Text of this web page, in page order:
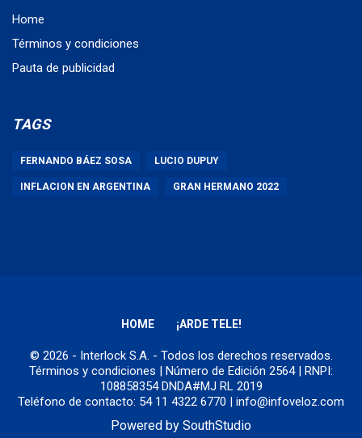
Home
Términos y condiciones
Pauta de publicidad
TAGS
FERNANDO BÁEZ SOSA LUCIO DUPUY
INFLACION EN ARGENTINA GRAN HERMANO 2022
HOME ¡ARDE TELE!
© 2026 - Interlock S.A. - Todos los derechos reservados.
Términos y condiciones | Número de Edición 2564 | RNPI:
108858354 DNDA#MJ RL 2019
Teléfono de contacto: 54 11 4322 6770 | info@infoveloz.com
Powered by SouthStudio